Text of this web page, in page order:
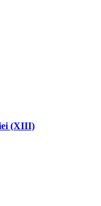
(XIII)